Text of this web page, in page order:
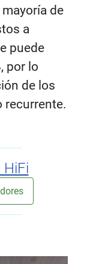
de
a
puede
por lo
de los
recurrente.
HiFi